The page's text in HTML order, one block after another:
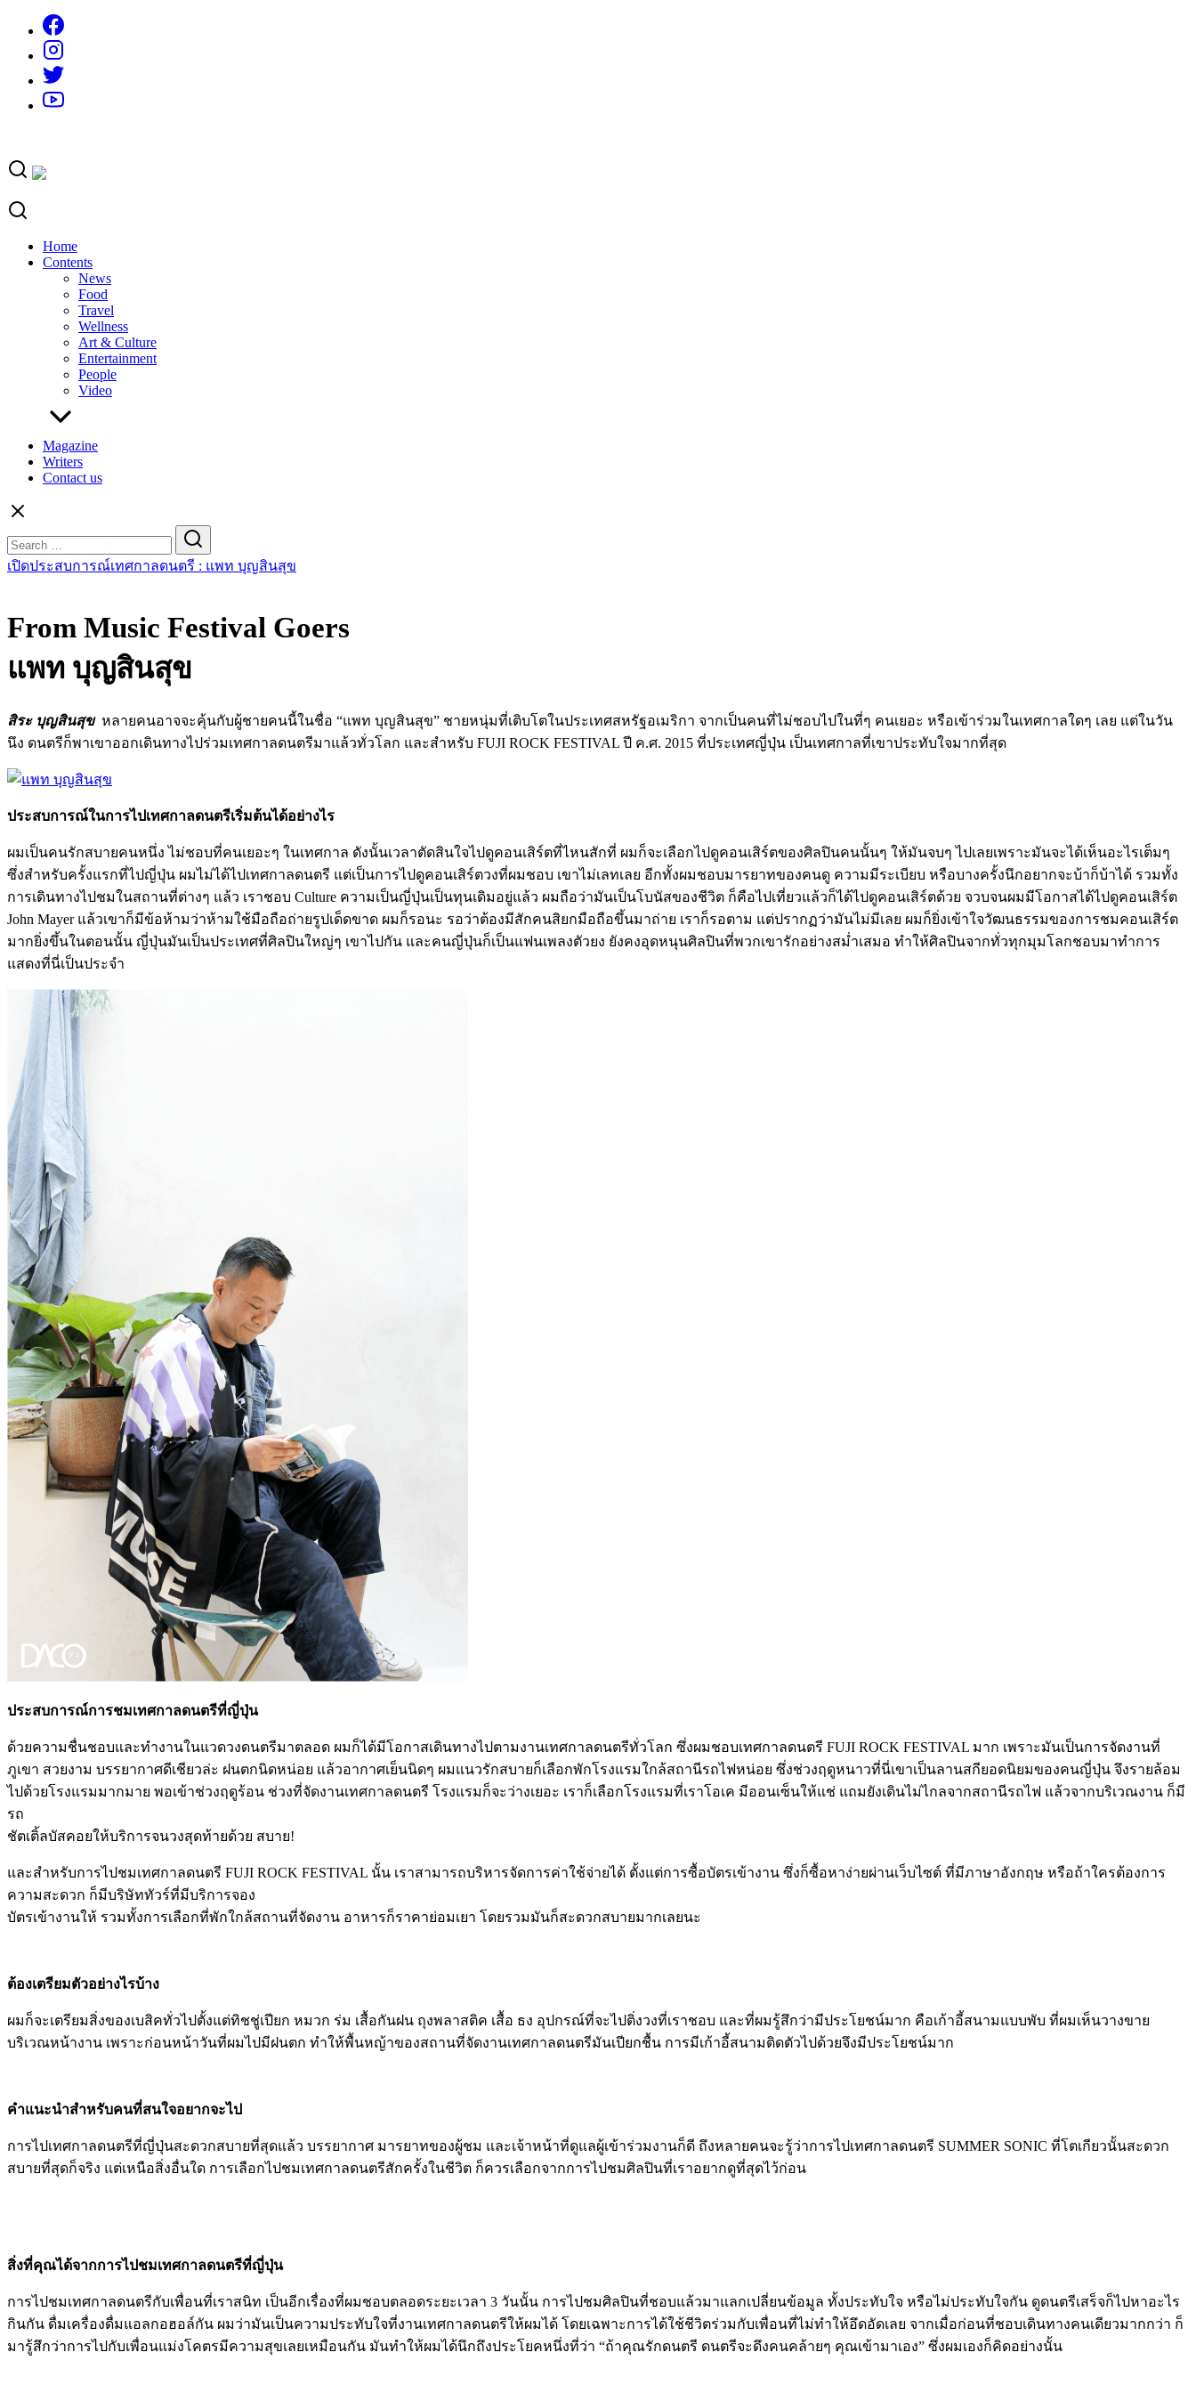
content
Home
Contents
News
Food
Travel
Wellness
Art & Culture
Entertainment
People
Video
Magazine
Writers
Contact us
for:
เปิดประสบการณ์เทศกาลดนตรี : แพท บุญสินสุข
From Music Festival Goers
แพท บุญสินสุข
สิระ บุญสินสุขหลายคนอาจจะคุ้นกับผู้ชายคนนี้ในชื่อ “แพท บุญสินสุข” ชายหนุ่มที่เติบโตในประเทศสหรัฐอเมริกา จากเป็นคนที่ไม่ชอบไปในที่ๆ คนเยอะ หรือเข้าร่วมในเทศกาลใดๆ เลย แต่ในวัน
นึง ดนตรีก็พาเขาออกเดินทางไปร่วมเทศกาลดนตรีมาแล้วทั่วโลก และสำหรับ FUJI ROCK FESTIVAL ปี ค.ศ. 2015 ที่ประเทศญี่ปุ่น เป็นเทศกาลที่เขาประทับใจมากที่สุด
ประสบการณ์ในการไปเทศกาลดนตรีเริ่มต้นได้อย่างไร
ผมเป็นคนรักสบายคนหนึ่ง ไม่ชอบที่คนเยอะๆ ในเทศกาล ดังนั้นเวลาตัดสินใจไปดูคอนเสิร์ตที่ไหนสักที่ ผมก็จะเลือกไปดูคอนเสิร์ตของศิลปินคนนั้นๆ ให้มันจบๆ ไปเลยเพราะมันจะได้เห็นอะไรเต็มๆ
ซึ่งสำหรับครั้งแรกที่ไปญี่ปุ่น ผมไม่ได้ไปเทศกาลดนตรี แต่เป็นการไปดูคอนเสิร์ตวงที่ผมชอบ เขาไม่เลทเลย อีกทั้งผมชอบมารยาทของคนดู ความมีระเบียบ หรือบางครั้งนึกอยากจะบ้าก็บ้าได้ รวมทั้ง
การเดินทางไปชมในสถานที่ต่างๆ แล้ว เราชอบ Culture ความเป็นญี่ปุ่นเป็นทุนเดิมอยู่แล้ว ผมถือว่ามันเป็นโบนัสของชีวิต ก็คือไปเที่ยวแล้วก็ได้ไปดูคอนเสิร์ตด้วย จวบจนผมมีโอกาสได้ไปดูคอนเสิร์ต
John Mayer แล้วเขาก็มีข้อห้ามว่าห้ามใช้มือถือถ่ายรูปเด็ดขาด ผมก็รอนะ รอว่าต้องมีสักคนสิยกมือถือขึ้นมาถ่าย เราก็รอตาม แต่ปรากฏว่ามันไม่มีเลย ผมก็ยิ่งเข้าใจวัฒนธรรมของการชมคอนเสิร์ต
มากยิ่งขึ้นในตอนนั้น ญี่ปุ่นมันเป็นประเทศที่ศิลปินใหญ่ๆ เขาไปกัน และคนญี่ปุ่นก็เป็นแฟนเพลงตัวยง ยังคงอุดหนุนศิลปินที่พวกเขารักอย่างสม่ำเสมอ ทำให้ศิลปินจากทั่วทุกมุมโลกชอบมาทำการ
แสดงที่นี่เป็นประจำ
ประสบการณ์การชมเทศกาลดนตรีที่ญี่ปุ่น
ด้วยความชื่นชอบและทำงานในแวดวงดนตรีมาตลอด ผมก็ได้มีโอกาสเดินทางไปตามงานเทศกาลดนตรีทั่วโลก ซึ่งผมชอบเทศกาลดนตรี FUJI ROCK FESTIVAL มาก เพราะมันเป็นการจัดงานที่
ภูเขา สวยงาม บรรยากาศดีเชียวล่ะ ฝนตกนิดหน่อย แล้วอากาศเย็นนิดๆ ผมแนวรักสบายก็เลือกพักโรงแรมใกล้สถานีรถไฟหน่อย ซึ่งช่วงฤดูหนาวที่นี่เขาเป็นลานสกียอดนิยมของคนญี่ปุ่น จึงรายล้อม
ไปด้วยโรงแรมมากมาย พอเข้าช่วงฤดูร้อน ช่วงที่จัดงานเทศกาลดนตรี โรงแรมก็จะว่างเยอะ เราก็เลือกโรงแรมที่เราโอเค มีออนเซ็นให้แช่ แถมยังเดินไม่ไกลจากสถานีรถไฟ แล้วจากบริเวณงาน ก็มี
รถ
ชัตเติ้ลบัสคอยให้บริการจนวงสุดท้ายด้วย สบาย!
และสำหรับการไปชมเทศกาลดนตรี FUJI ROCK FESTIVAL นั้น เราสามารถบริหารจัดการค่าใช้จ่ายได้ ตั้งแต่การซื้อบัตรเข้างาน ซึ่งก็ซื้อหาง่ายผ่านเว็บไซต์ ที่มีภาษาอังกฤษ หรือถ้าใครต้องการ
ความสะดวก ก็มีบริษัททัวร์ที่มีบริการจอง
บัตรเข้างานให้ รวมทั้งการเลือกที่พักใกล้สถานที่จัดงาน อาหารก็ราคาย่อมเยา โดยรวมมันก็สะดวกสบายมากเลยนะ
ต้องเตรียมตัวอย่างไรบ้าง
ผมก็จะเตรียมสิ่งของเบสิคทั่วไปตั้งแต่ทิชชู่เปียก หมวก ร่ม เสื้อกันฝน ถุงพลาสติค เสื้อ ธง อุปกรณ์ที่จะไปติ่งวงที่เราชอบ และที่ผมรู้สึกว่ามีประโยชน์มาก คือเก้าอี้สนามแบบพับ ที่ผมเห็นวางขาย
บริเวณหน้างาน เพราะก่อนหน้าวันที่ผมไปมีฝนตก ทำให้พื้นหญ้าของสถานที่จัดงานเทศกาลดนตรีมันเปียกชื้น การมีเก้าอี้สนามติดตัวไปด้วยจึงมีประโยชน์มาก
คำแนะนำสำหรับคนที่สนใจอยากจะไป
การไปเทศกาลดนตรีที่ญี่ปุ่นสะดวกสบายที่สุดแล้ว บรรยากาศ มารยาทของผู้ชม และเจ้าหน้าที่ดูแลผู้เข้าร่วมงานก็ดี ถึงหลายคนจะรู้ว่าการไปเทศกาลดนตรี SUMMER SONIC ที่โตเกียวนั้นสะดวก
สบายที่สุดก็จริง แต่เหนือสิ่งอื่นใด การเลือกไปชมเทศกาลดนตรีสักครั้งในชีวิต ก็ควรเลือกจากการไปชมศิลปินที่เราอยากดูที่สุดไว้ก่อน
สิ่งที่คุณได้จากการไปชมเทศกาลดนตรีที่ญี่ปุ่น
การไปชมเทศกาลดนตรีกับเพื่อนที่เราสนิท เป็นอีกเรื่องที่ผมชอบตลอดระยะเวลา 3 วันนั้น การไปชมศิลปินที่ชอบแล้วมาแลกเปลี่ยนข้อมูล ทั้งประทับใจ หรือไม่ประทับใจกัน ดูดนตรีเสร็จก็ไปหาอะไร
กินกัน ดื่มเครื่องดื่มแอลกอฮอล์กัน ผมว่ามันเป็นความประทับใจที่งานเทศกาลดนตรีให้ผมได้ โดยเฉพาะการได้ใช้ชีวิตร่วมกับเพื่อนที่ไม่ทำให้อึดอัดเลย จากเมื่อก่อนที่ชอบเดินทางคนเดียวมากกว่า ก็
มารู้สึกว่าการไปกับเพื่อนแม่งโคตรมีความสุขเลยเหมือนกัน มันทำให้ผมได้นึกถึงประโยคหนึ่งที่ว่า “ถ้าคุณรักดนตรี ดนตรีจะดึงคนคล้ายๆ คุณเข้ามาเอง” ซึ่งผมเองก็คิดอย่างนั้น